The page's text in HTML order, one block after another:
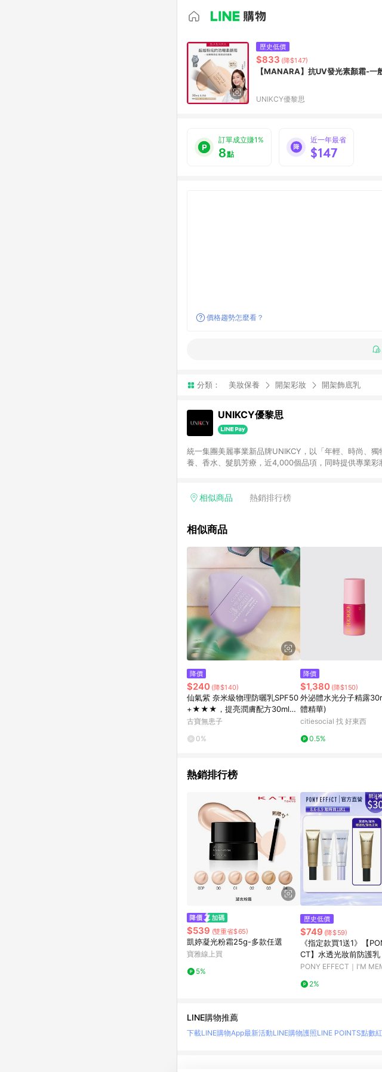
歷史低價
$833 (降$147)
【MANARA】抗UV發光素顏霜-一
UNIKCY優黎思
訂單成立賺1%
8點
近一年最省
$147
價格趨勢怎麼看？
分類： 美妝保養 開架彩妝 開架飾底乳
UNIKCY優黎思
統一集團美麗事業新品牌UNIKCY，以「年輕、時尚、
養、香水、髮肌芳療，近4,000個品項，同時提供專業
相似商品 熱銷排行榜
相似商品
降價
$240 (降$140)
仙氣紫 奈米級物理防曬乳SPF50
+★★★，提亮潤膚配方30ml
（一瓶）（任選三件85折）
古寶無患子
0%
降價
$1,380 (降$150)
外泌體水光分子精露
體精華)
citiesocial 找 好東西
0.5%
熱銷排行榜
$539 (雙重省$65)
凱婷凝光粉霜25g-多款任選
寶雅線上買
5%
歷史低價
$749 (降$59)
《指定款買1送1》【
CT】水透光妝前防護
紫色/膚色）◆高防曬 清爽校正
PONY EFFECT｜I'M
2%
LINE購物推薦
下載LINE購物App最新活動LINE購物護照LINE POINTS點數